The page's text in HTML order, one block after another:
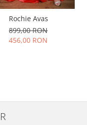
Rochie Avas
899,00 RON
456,00 RON